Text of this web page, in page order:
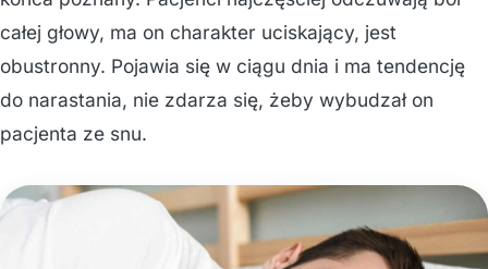
całej głowy, ma on charakter uciskający, jest
obustronny. Pojawia się w ciągu dnia i ma tendencję
do narastania, nie zdarza się, żeby wybudzał on
pacjenta ze snu.